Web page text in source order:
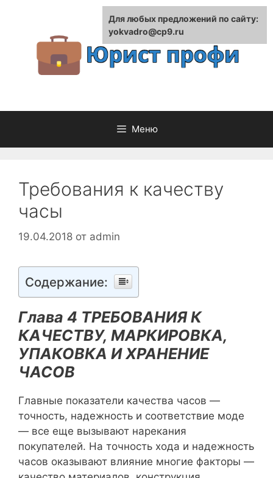
содержимому
Меню
Требования к качеству
часы
19.04.2018 от admin
Содержание:
Глава 4 ТРЕБОВАНИЯ К
КАЧЕСТВУ, МАРКИРОВКА,
УПАКОВКА И ХРАНЕНИЕ
ЧАСОВ
Главные показатели качества часов —
точность, надежность и соответствие моде
— все еще вызывают нарекания
покупателей. На точность хода и надежность
часов оказывают влияние многие факторы —
Для любых предложений по сайту:
yokvadro@cp9.ru